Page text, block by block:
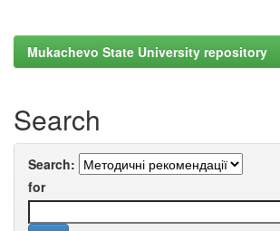
Mukachevo State University repository
Search
Search:
for